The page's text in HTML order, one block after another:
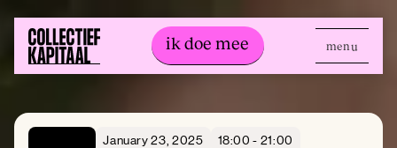
menu
ik doe mee
ik doe mee
January 23, 2025
18:00 - 21:00